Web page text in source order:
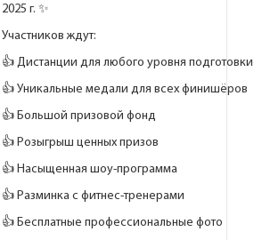
2025 г. ✨
Участников ждут:
👍 Дистанции для любого уровня подготовки
👍 Уникальные медали для всех финишёров
👍 Большой призовой фонд
👍 Розыгрыш ценных призов
👍 Насыщенная шоу-программа
👍 Разминка с фитнес-тренерами
👍 Бесплатные профессиональные фото